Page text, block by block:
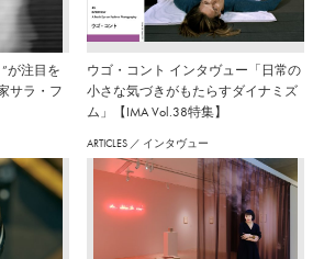
が注目を
サラ・フ
ウゴ・コント インタヴュー「日常の
小さな気づきがもたらすダイナミズ
ム」【IMA Vol.38特集】
ARTICLES ／ インタヴュー